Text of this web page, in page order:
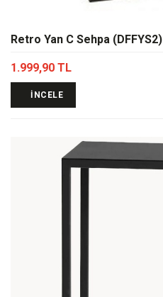
Retro Yan C Sehpa (DFFYS2)
1.999,90 TL
İNCELE